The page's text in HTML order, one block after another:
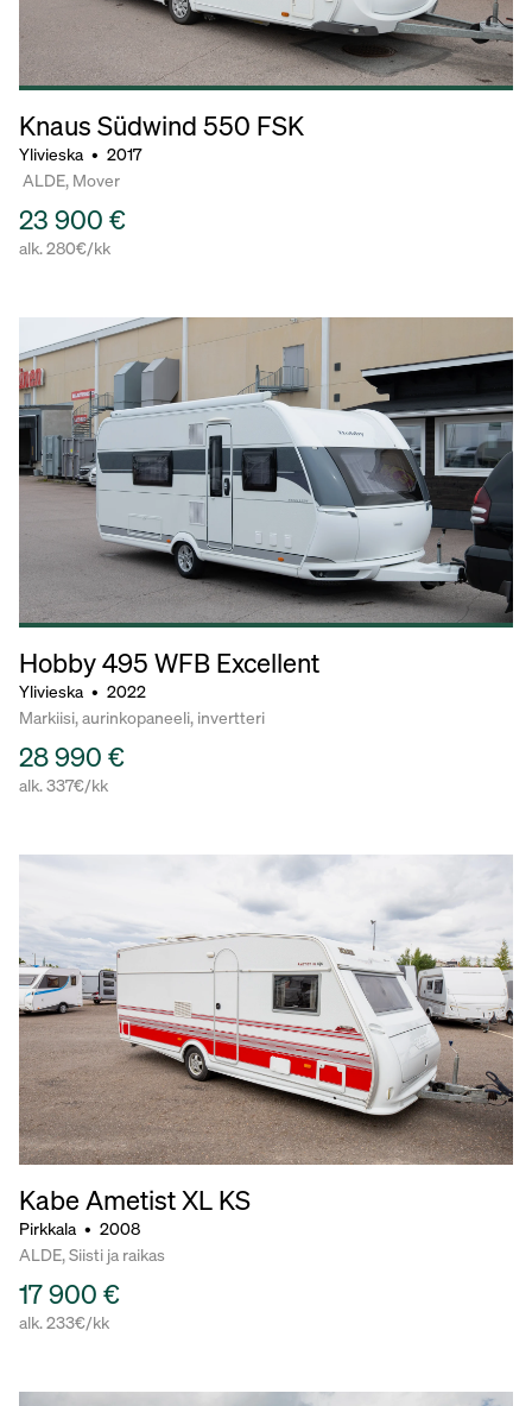
Knaus Südwind 550 FSK
Ylivieska • 2017
ALDE, Mover
23 900 €
alk. 280€/kk
Hobby 495 WFB Excellent
Ylivieska • 2022
Markiisi, aurinkopaneeli, invertteri
28 990 €
alk. 337€/kk
Kabe AmetistXL KS
Pirkkala • 2008
ALDE, Siisti ja raikas
17 900 €
alk. 233€/kk